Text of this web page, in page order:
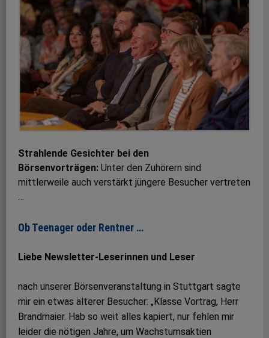
Strahlende Gesichter bei den
Börsenvorträgen: Unter den Zuhörern sind
mittlerweile auch verstärkt jüngere Besucher vertreten
…
Ob Teenager oder Rentner …
Liebe Newsletter-Leserinnen und Leser
nach unserer Börsenveranstaltung in Stuttgart sagte
mir ein etwas älterer Besucher: „Klasse Vortrag, Herr
Brandmaier. Hab so weit alles kapiert, nur fehlen mir
leider die nötigen Jahre, um Wachstumsaktien